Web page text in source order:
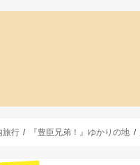
旅行 『豊臣兄弟！』ゆかりの地